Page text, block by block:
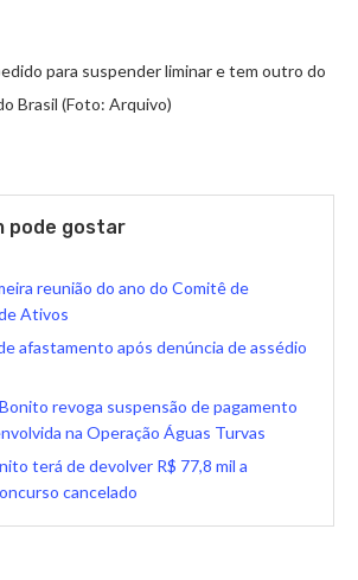
para suspender liminar e tem outro do
Brasil (Foto: Arquivo)
pode gostar
reunião do ano do Comitê de
Ativos
afastamento após denúncia de assédio
revoga suspensão de pagamento
na Operação Águas Turvas
terá de devolver R$ 77,8 mil a
cancelado